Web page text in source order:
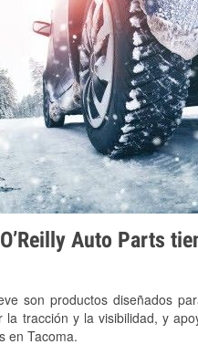
Auto Parts
son productos diseñados
tracción y la visibilidad, y
en Tacoma.